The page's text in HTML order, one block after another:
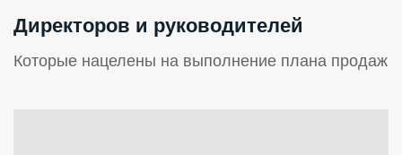
Директоров и руководителей
Которые нацелены на выполнение плана продаж